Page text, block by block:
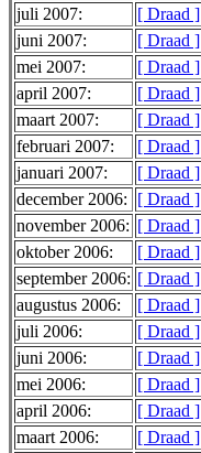
juli 2007:
[ Draad ]
juni 2007:
[ Draad ]
mei 2007:
[ Draad ]
april 2007:
[ Draad ]
maart 2007:
[ Draad ]
februari 2007:
[ Draad ]
januari 2007:
[ Draad ]
december 2006:
[ Draad ]
november 2006: [ Draad ]
oktober 2006:
[ Draad ]
september 2006: [ Draad ]
augustus 2006:
[ Draad ]
juli 2006:
[ Draad ]
juni 2006:
[ Draad ]
mei 2006:
[ Draad ]
april 2006:
[ Draad ]
maart 2006:
[ Draad ]